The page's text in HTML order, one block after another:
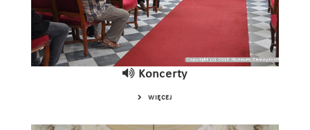
Koncerty
WIĘCEJ